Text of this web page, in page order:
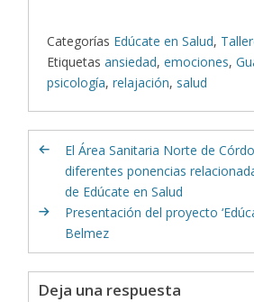
Categorías Edúcate en Salud,
Etiquetas ansiedad,emociones,
psicología,relajación, salud
El Área Sanitaria Norte de
diferentes ponencias
de Edúcate en Salud
Presentación del proyecto
Belmez
Deja una respuesta